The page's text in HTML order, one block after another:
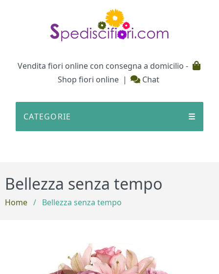
Vendita fiori online con consegna a domicilio -
Shop fiori online | Chat
CATEGORIE ☰
Bellezza senza tempo
Home / Bellezza senza tempo